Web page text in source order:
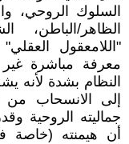
السلوك الروحي،
الظاهر/الباطن،
"اللامعقول
معرفة مباشرة غير
النظام بشدة لأنه
إلى الانسحاب من
جماليته الروحية
أن هيمنته